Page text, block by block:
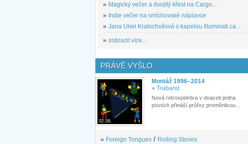
» Magický večer a dvojitý křest na Cargo...
» Indie večer na smíchovské náplavce
» Jana Uriel Kratochvílová s kapelou Illuminati.ca...
» zobrazit více...
PRÁVĚ VYŠLO
02.08.
Montáž 1996–2014
» Traband
Nová retrospektiva v dvaceti jedna
písních přináší průřez proměnlivou...
» Foreign Tongues / Rolling Stones